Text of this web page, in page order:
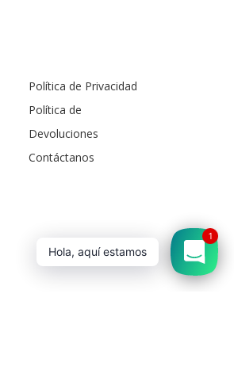
Política de Privacidad
Política de
Devoluciones
Contáctanos
Hola, aquí estamos
1